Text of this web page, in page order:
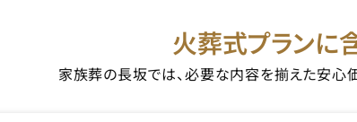
火葬式プランに
家族葬の長坂では、必要な内容を揃えた安心